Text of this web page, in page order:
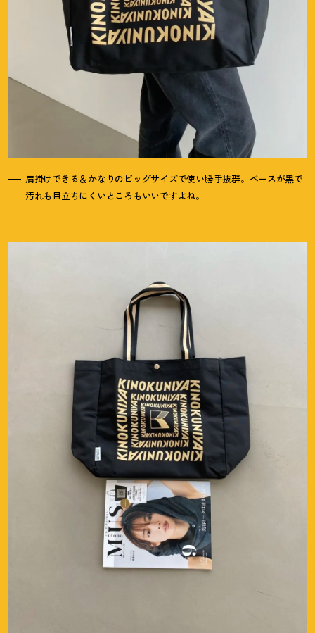
肩掛けできる＆かなりのビッグサイズで使い勝手抜群。ベースが黒で
汚れも目立ちにくいところもいいですよね。